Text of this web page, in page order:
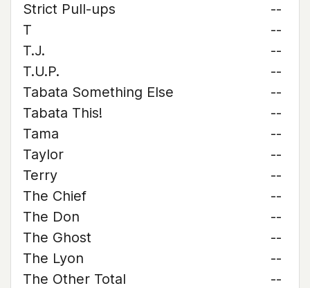
Strict Pull-ups
--
T
--
T.J.
--
T.U.P.
--
Tabata Something Else
--
Tabata This!
--
Tama
--
Taylor
--
Terry
--
The Chief
--
The Don
--
The Ghost
--
The Lyon
--
The Other Total
--